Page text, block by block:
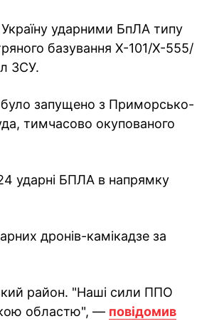
ударними БпЛА типу
базування Х-101/Х-555/
ЗСУ.
було запущено з Приморсько-
тимчасово окупованого
ударні БПЛА в напрямку
дронів-камікадзе за
район. "Наші сили ППО
областю", — повідомив